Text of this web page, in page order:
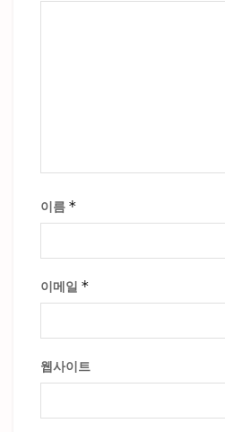
이름 *
이메일 *
웹사이트